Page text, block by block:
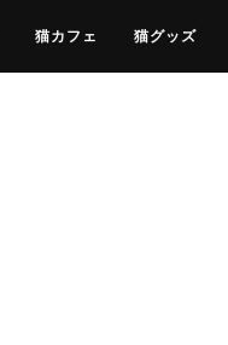
猫カフェ 猫グッズ